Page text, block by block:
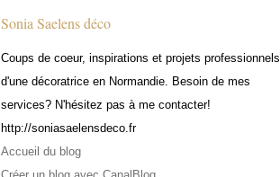
Sonia Saelens déco
Coups de coeur, inspirations et projets professionnels
d'une décoratrice en Normandie. Besoin de mes
services? N'hésitez pas à me contacter!
http://soniasaelensdeco.fr
Accueil du blog